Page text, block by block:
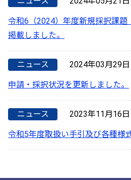
令和6（2024）年度新規採択課題
掲載しました。
ニュース 2024年03月29日
申請・採択状況を更新しました。
ニュース 2023年11月16日
令和5年度取扱い手引及び各種様